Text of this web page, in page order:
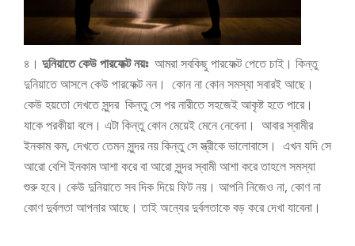
৪। দুনিয়াতে কেউ পারফেক্ট নয়ঃ আমরা সবকিছু পারফেক্ট পেতে চাই। কিন্তু
দুনিয়াতে আসলে কেউ পারফেক্ট নন। কোন না কোন সমস্যা সবারই আছে।
কেউ হয়তো দেখতে সুন্দর কিন্তু সে পর নারীতে সহজেই আকৃষ্ট হতে পারে।
যাকে পরকীয়া বলে। এটা কিন্তু কোন মেয়েই মেনে নেবেনা। আবার স্বামীর
ইনকাম কম, দেখতে তেমন সুন্দর নয় কিন্তু সে স্ত্রীকে ভালোবাসে। এখন যদি সে
আরো বেশি ইনকাম আশা করে বা আরো সুন্দর স্বামী আশা করে তাহলে সমস্যা
শুরু হবে। কেউ দুনিয়াতে সব দিক দিয়ে ফিট নয়। আপনি নিজেও না, কোণ না
কোণ দুর্বলতা আপনার আছে। তাই অন্যের দুর্বলতাকে বড় করে দেখা যাবেনা।